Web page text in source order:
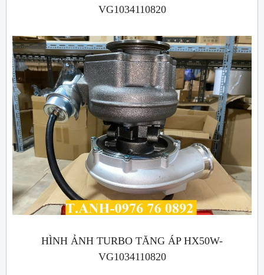
VG1034110820
HÌNH ẢNH TURBO TĂNG ÁP HX50W-
VG1034110820